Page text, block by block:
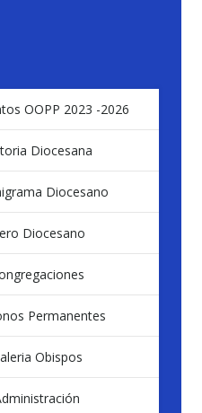
OOPP 2023 -2026
Diocesana
Diocesano
Diocesano
Permanentes
Obispos